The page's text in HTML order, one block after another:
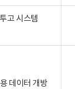
고 시스템
데이터 개방